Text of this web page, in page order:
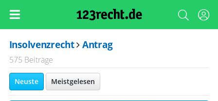
Insolvenzrecht Antrag
575 Beiträge
Neuste Meistgelesen